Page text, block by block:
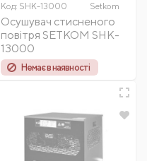
Код: SHK-13000 Setkom
Осушувач стисненого
повітря SETKOM SHK-
13000
Немає в наявності